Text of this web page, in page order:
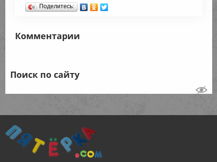
Поделитесь:
Комментарии
Поиск по сайту